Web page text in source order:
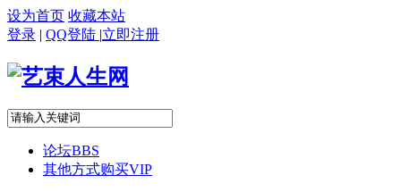
设为首页 收藏本站
登录 | QQ登陆 |立即注册
论坛BBS
其他方式购买VIP